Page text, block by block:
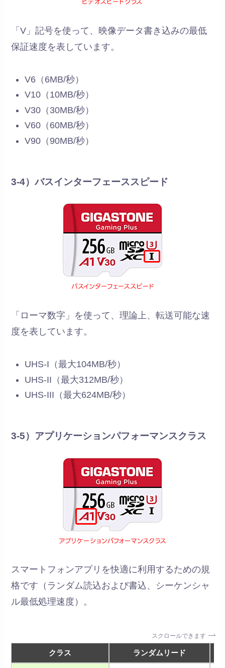
「V」記号を使って、映像データ書き込みの最低
保証速度を表しています。
V6（6MB/秒）
V10（10MB/秒）
V30（30MB/秒）
V60（60MB/秒）
V90（90MB/秒）
3-4）バスインターフェーススピード
「ローマ数字」を使って、理論上、転送可能な速
度を表しています。
UHS-I（最大104MB/秒）
UHS-II（最大312MB/秒）
UHS-III（最大624MB/秒）
3-5）アプリケーションパフォーマンスクラス
スマートフォンアプリを快適に利用するための規
格です（ランダム読込および書込、シーケンシャ
ル最低処理速度）。
スクロールできます
クラス ランダムリード